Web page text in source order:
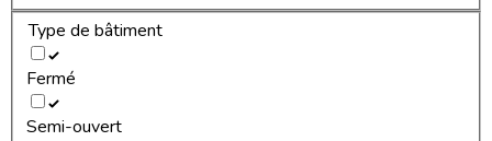
Type de bâtiment
Fermé
Semi-ouvert